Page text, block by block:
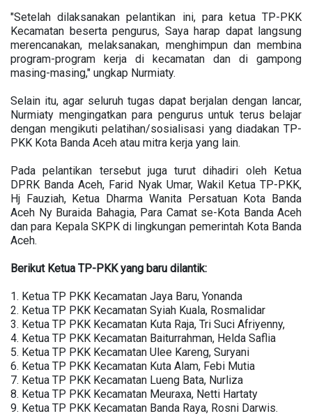
"Setelah dilaksanakan pelantikan ini, para ketua TP-PKK
Kecamatan beserta pengurus, Saya harap dapat langsung
merencanakan, melaksanakan, menghimpun dan membina
program-program kerja di kecamatan dan di gampong
masing-masing," ungkap Nurmiaty.
Selain itu, agar seluruh tugas dapat berjalan dengan lancar,
Nurmiaty mengingatkan para pengurus untuk terus belajar
dengan mengikuti pelatihan/sosialisasi yang diadakan TP-
PKK Kota Banda Aceh atau mitra kerja yang lain.
Pada pelantikan tersebut juga turut dihadiri oleh Ketua
DPRK Banda Aceh, Farid Nyak Umar, Wakil Ketua TP-PKK,
Hj Fauziah, Ketua Dharma Wanita Persatuan Kota Banda
Aceh Ny Buraida Bahagia, Para Camat se-Kota Banda Aceh
dan para Kepala SKPK di lingkungan pemerintah Kota Banda
Aceh.
Berikut Ketua TP-PKK yang baru dilantik:
1. Ketua TP PKK Kecamatan Jaya Baru, Yonanda
2. Ketua TP PKK Kecamatan Syiah Kuala, Rosmalidar
3. Ketua TP PKK Kecamatan Kuta Raja, Tri Suci Afriyenny,
4. Ketua TP PKK Kecamatan Baiturrahman, Helda Saflia
5. Ketua TP PKK Kecamatan Ulee Kareng, Suryani
6. Ketua TP PKK Kecamatan Kuta Alam, Febi Mutia
7. Ketua TP PKK Kecamatan Lueng Bata, Nurliza
8. Ketua TP PKK Kecamatan Meuraxa, Netti Hartaty
9. Ketua TP PKK Kecamatan Banda Raya, Rosni Darwis.